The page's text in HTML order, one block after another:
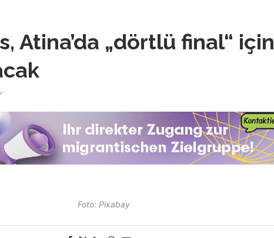
Atina’da „dörtlü final“ için
Foto: Pixabay